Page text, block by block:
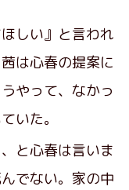
しい』と言われ
は心春の提案に
やって、なかっ
いた。
と心春は言いま
でない。家の中